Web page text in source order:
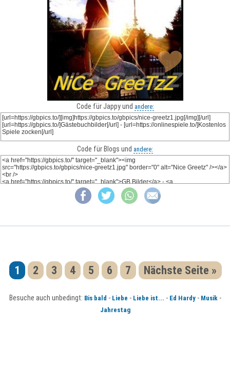
Code für Jappy und andere:
Code für Blogs und andere:
1 2 3 4 5 6 7 Nächste Seite »
Besuche auch unbedingt: Bis bald - Liebe - Liebe ist... - Ed Hardy- Musik-
Jahrestag